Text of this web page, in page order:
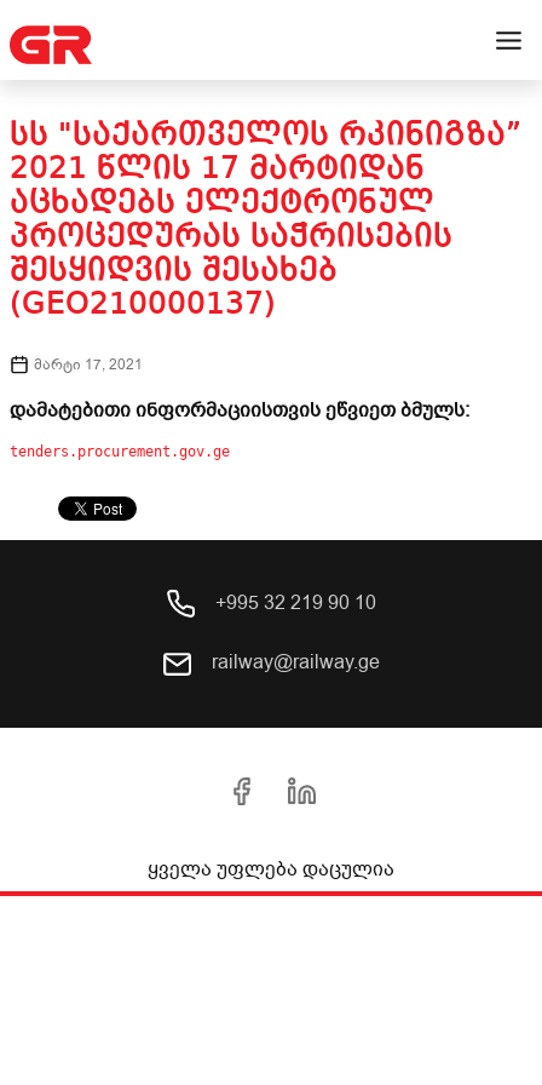
ᲡᲡ "ᲡᲐᲥᲐᲠᲗᲕᲔᲚᲝᲡ ᲠᲙᲘᲜᲘᲒᲖᲐ”
2021 ᲬᲚᲘᲡ 17 ᲛᲐᲠᲢᲘᲓᲐᲜ
ᲐᲪᲮᲐᲓᲔᲑᲡ ᲔᲚᲔᲥᲢᲠᲝᲜᲣᲚ
ᲞᲠᲝᲪᲔᲓᲣᲠᲐᲡ ᲡᲐᲭᲠᲘᲡᲔᲑᲘᲡ
ᲨᲔᲡᲧᲘᲓᲕᲘᲡ ᲨᲔᲡᲐᲮᲔᲑ
(GEO210000137)
მარტი 17, 2021
დამატებითი ინფორმაციისთვის ეწვიეთ ბმულს:
tenders.procurement.gov.ge
+995 32 219 90 10
railway@railway.ge
ყველა უფლება დაცულია